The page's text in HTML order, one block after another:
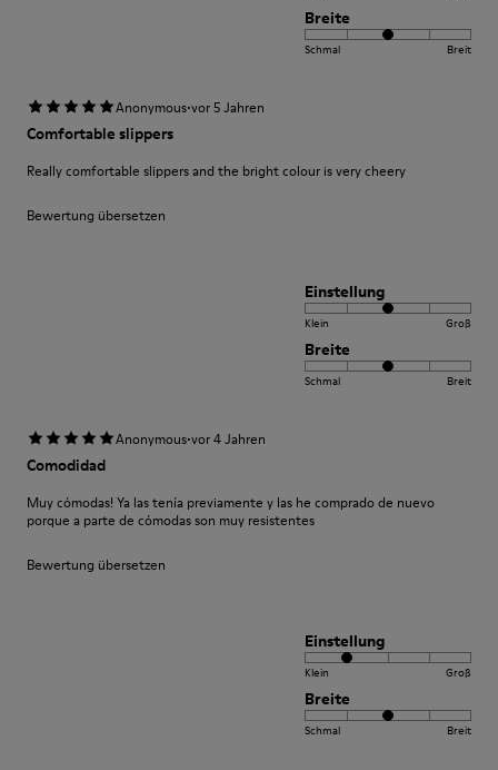
Breite
Schmal Breit
Anonymous·vor 5 Jahren
Comfortable slippers
Really comfortable slippers and the bright colour is very cheery
Bewertung übersetzen
Einstellung
Klein Groß
Breite
Schmal Breit
Anonymous·vor 4 Jahren
Comodidad
Muy cómodas! Ya las tenía previamente y las he comprado de nuevo
porque a parte de cómodas son muy resistentes
Bewertung übersetzen
Einstellung
Klein Groß
Breite
Schmal Breit